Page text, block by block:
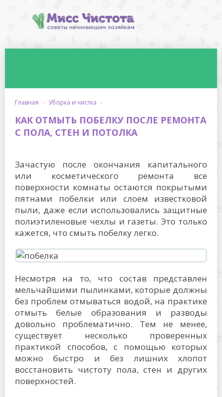
главная · уборка и чистка ·
КАК ОТМЫТЬ ПОБЕЛКУ ПОСЛЕ РЕМОНТА
С ПОЛА, СТЕН И ПОТОЛКА
Зачастую после окончания капитального
или косметического ремонта все
поверхности комнаты остаются покрытыми
пятнами побелки или слоем известковой
пыли, даже если использовались защитные
полиэтиленовые чехлы и газеты. Это только
кажется, что смыть побелку легко.
Несмотря на то, что состав представлен
мельчайшими пылинками, которые должны
без проблем отмываться водой, на практике
отмыть белые образования и разводы
довольно проблематично. Тем не менее,
существует несколько проверенных
практикой способов, с помощью которых
можно быстро и без лишних хлопот
восстановить чистоту пола, стен и других
поверхностей.